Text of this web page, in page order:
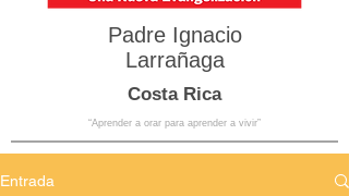
Padre Ignacio
Larrañaga
Costa Rica
“Aprender a orar para aprender a vivir”
Entrada